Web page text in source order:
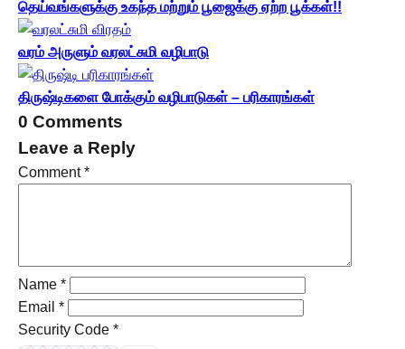
தெய்வங்களுக்கு உகந்த மற்றும் பூஜைக்கு ஏற்ற பூக்கள்!!
வரம் அருளும் வரலட்சுமி வழிபாடு
திருஷ்டிகளை போக்கும் வழிபாடுகள் – பரிகாரங்கள்
0 Comments
Leave a Reply
Comment*
Name *
Email *
Security Code *